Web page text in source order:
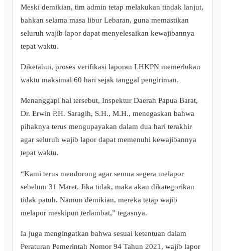
Meski demikian, tim admin tetap melakukan tindak lanjut,
bahkan selama masa libur Lebaran, guna memastikan
seluruh wajib lapor dapat menyelesaikan kewajibannya
tepat waktu.
Diketahui, proses verifikasi laporan LHKPN memerlukan
waktu maksimal 60 hari sejak tanggal pengiriman.
Menanggapi hal tersebut, Inspektur Daerah Papua Barat,
Dr. Erwin P.H. Saragih, S.H., M.H., menegaskan bahwa
pihaknya terus mengupayakan dalam dua hari terakhir
agar seluruh wajib lapor dapat memenuhi kewajibannya
tepat waktu.
“Kami terus mendorong agar semua segera melapor
sebelum 31 Maret. Jika tidak, maka akan dikategorikan
tidak patuh. Namun demikian, mereka tetap wajib
melapor meskipun terlambat,” tegasnya.
Ia juga mengingatkan bahwa sesuai ketentuan dalam
Peraturan Pemerintah Nomor 94 Tahun 2021, wajib lapor